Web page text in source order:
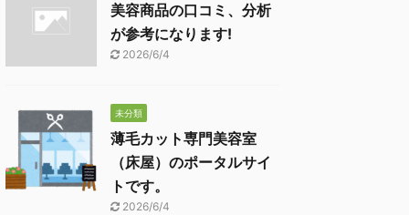
美容商品の口コミ、分析
が参考になります!
2026/6/4
未分類
薄毛カット専門美容室
（床屋）のポータルサイ
トです。
2026/6/4